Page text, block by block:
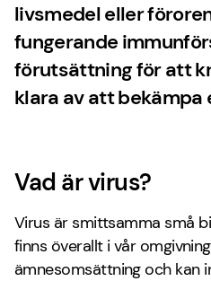
livsmedel eller
fungerande
förutsättning för att
klara av att bekämpa
Vad är virus?
Virus är smittsamma små
finns överallt i vår
ämnesomsättning och kan